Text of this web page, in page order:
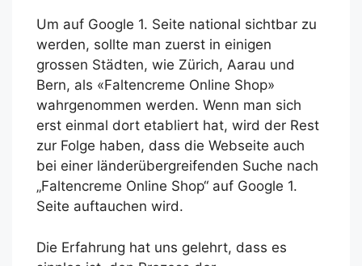
Um auf Google 1. Seite national sichtbar zu
werden, sollte man zuerst in einigen
grossen Städten, wie Zürich, Aarau und
Bern, als «Faltencreme Online Shop»
wahrgenommen werden. Wenn man sich
erst einmal dort etabliert hat, wird der Rest
zur Folge haben, dass die Webseite auch
bei einer länderübergreifenden Suche nach
„Faltencreme Online Shop“ auf Google 1.
Seite auftauchen wird.
Die Erfahrung hat uns gelehrt, dass es